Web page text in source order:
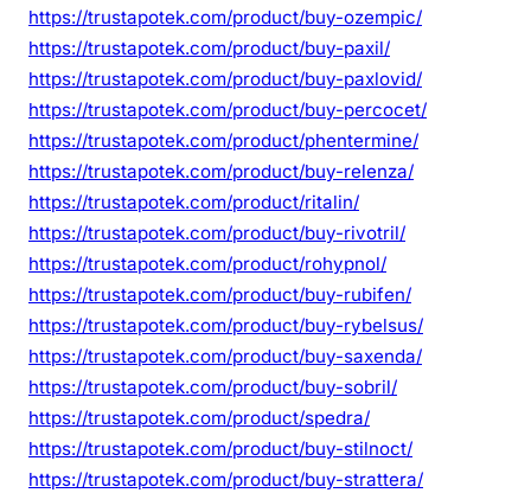
https://trustapotek.com/product/buy-ozempic/
https://trustapotek.com/product/buy-paxil/
https://trustapotek.com/product/buy-paxlovid/
https://trustapotek.com/product/buy-percocet/
https://trustapotek.com/product/phentermine/
https://trustapotek.com/product/buy-relenza/
https://trustapotek.com/product/ritalin/
https://trustapotek.com/product/buy-rivotril/
https://trustapotek.com/product/rohypnol/
https://trustapotek.com/product/buy-rubifen/
https://trustapotek.com/product/buy-rybelsus/
https://trustapotek.com/product/buy-saxenda/
https://trustapotek.com/product/buy-sobril/
https://trustapotek.com/product/spedra/
https://trustapotek.com/product/buy-stilnoct/
https://trustapotek.com/product/buy-strattera/